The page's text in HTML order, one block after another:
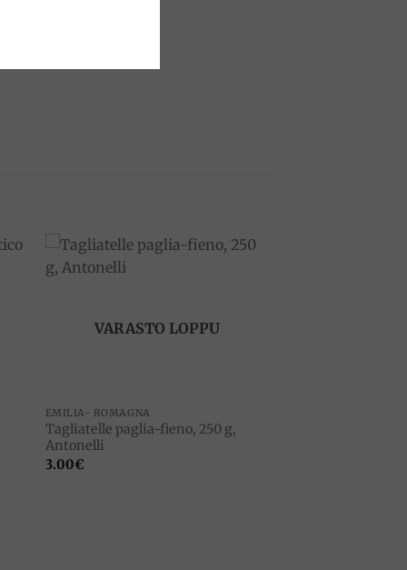
VARASTO LOPPU
EMILIA- ROMAGNA
Tagliatelle paglia-fieno, 250 g,
Antonelli
3.00€